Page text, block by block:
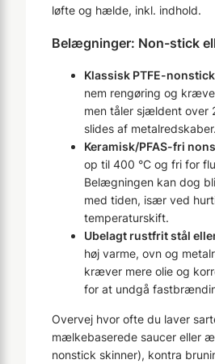
løfte og hælde, inkl. indhold.
Belægninger: Non-stick
Klassisk PTFE-
nem rengøring og
men tåler sjældent over
slides af metalredskaber.
Keramisk/PFAS-fri
op til 400 °C og fri for
Belægningen kan dog
med tiden, især ved
temperaturskift.
Ubelagt rustfrit stål
høj varme, ovn og
kræver mere olie og
for at undgå
Overvej hvor ofte du laver
mælkebaserede saucer eller
nonstick skinner), kontra